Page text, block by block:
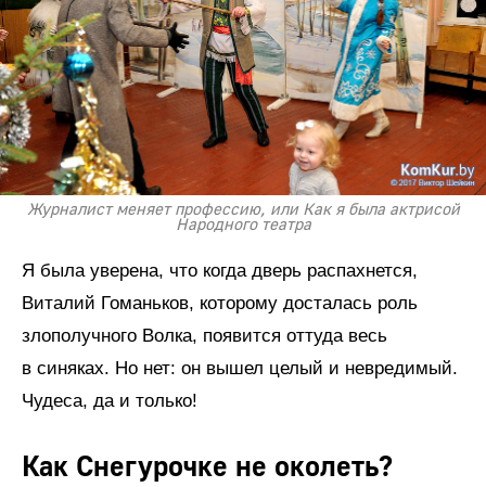
Журналист меняет профессию, или Как я была актрисой
Народного театра
Я была уверена, что когда дверь распахнется,
Виталий Гоманьков, которому досталась роль
злополучного Волка, появится оттуда весь
в синяках. Но нет: он вышел целый и невредимый.
Чудеса, да и только!
Как Снегурочке не околеть?